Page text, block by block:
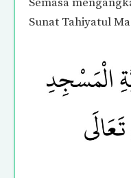
Sunat Tahiyatul